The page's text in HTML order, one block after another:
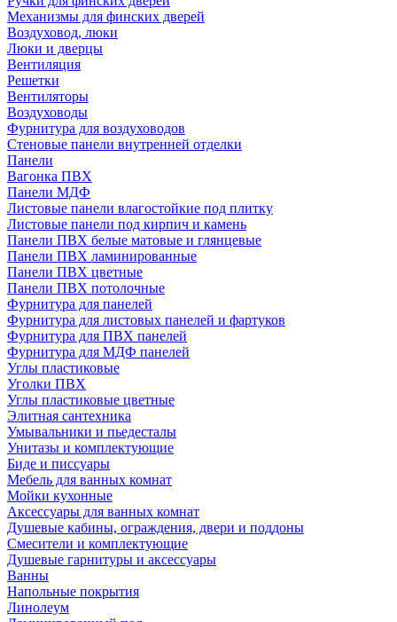
Механизмы для финских дверей
Воздуховод, люки
Люки и дверцы
Вентиляция
Решетки
Вентиляторы
Воздуховоды
Фурнитура для воздуховодов
Стеновые панели внутренней отделки
Панели
Вагонка ПВХ
Панели МДФ
Листовые панели влагостойкие под плитку
Листовые панели под кирпич и камень
Панели ПВХ белые матовые и глянцевые
Панели ПВХ ламинированные
Панели ПВХ цветные
Панели ПВХ потолочные
Фурнитура для панелей
Фурнитура для листовых панелей и фартуков
Фурнитура для ПВХ панелей
Фурнитура для МДФ панелей
Углы пластиковые
Уголки ПВХ
Углы пластиковые цветные
Элитная сантехника
Умывальники и пьедесталы
Унитазы и комплектующие
Биде и писсуары
Мебель для ванных комнат
Мойки кухонные
Аксессуары для ванных комнат
Душевые кабины, ограждения, двери и поддоны
Смесители и комплектующие
Душевые гарнитуры и аксессуары
Ванны
Напольные покрытия
Линолеум